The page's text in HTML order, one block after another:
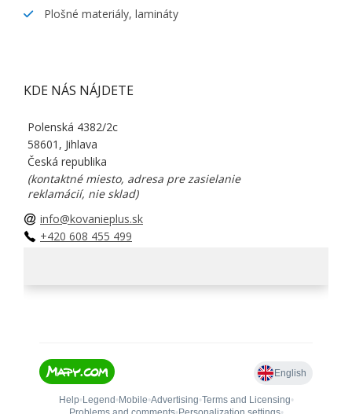
Plošné materiály, lamináty
KDE NÁS NÁJDETE
Polenská 4382/2c
58601, Jihlava
Česká republika
(kontaktné miesto, adresa pre zasielanie
reklamácií, nie sklad)
info@kovanieplus.sk
+420 608 455 499